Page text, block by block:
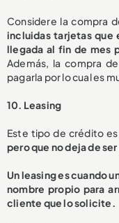
Considere la compra
incluidas tarjetas que
llegada al fin de mes
Además, la compra
pagarla por lo cual es
10. Leasing
Este tipo de crédito
pero que no deja de
Un leasing es cuando
nombre propio para
cliente que lo solicite.